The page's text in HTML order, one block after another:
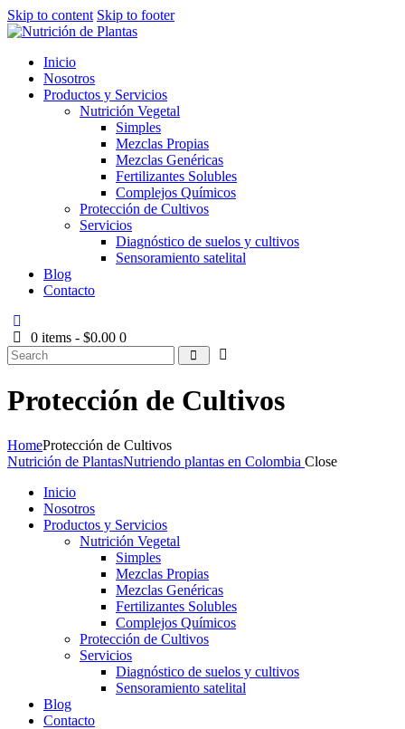
Skip to content Skip to footer
Inicio
Nosotros
Productos y Servicios
Nutrición Vegetal
Simples
Mezclas Propias
Mezclas Genéricas
Fertilizantes Solubles
Complejos Químicos
Protección de Cultivos
Servicios
Diagnóstico de suelos y cultivos
Sensoramiento satelital
Blog
Contacto
0 items -$0.00 0
Protección de Cultivos
HomeProtección de Cultivos
Nutrición de PlantasNutriendo plantas en Colombia Close
Inicio
Nosotros
Productos y Servicios
Nutrición Vegetal
Simples
Mezclas Propias
Mezclas Genéricas
Fertilizantes Solubles
Complejos Químicos
Protección de Cultivos
Servicios
Diagnóstico de suelos y cultivos
Sensoramiento satelital
Blog
Contacto